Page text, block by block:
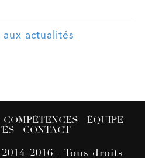
aux actualités
COMPÉTENCES
ÉQUIPE
CONTACT
2016 - Tous droits